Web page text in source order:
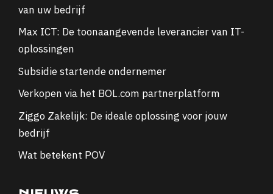
van uw bedrijf
Max ICT: De toonaangevende leverancier van IT-
oplossingen
Subsidie startende ondernemer
Verkopen via het BOL.com partnerplatform
Ziggo Zakelijk: De ideale oplossing voor jouw
bedrijf
Wat betekent POV